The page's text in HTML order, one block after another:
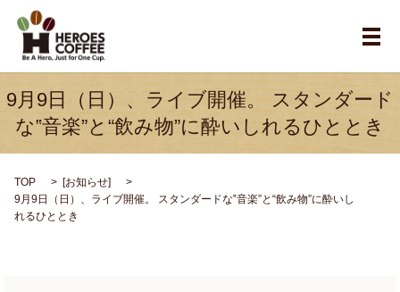
メ
9月9日（日）、ライブ開催。 スタンダード
な‟音楽”と“飲み物”に酔いしれるひととき
TOP [お知らせ]
9月9日（日）、ライブ開催。 スタンダードな‟音楽”と“飲み物”に酔いし
れるひととき